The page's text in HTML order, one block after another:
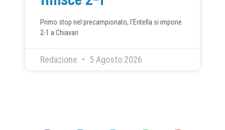
Primo stop nel precampionato, l’Entella si impone
2-1 a Chiavari
Redazione 5 Agosto 2026